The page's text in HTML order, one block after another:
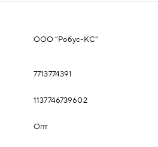
ООО "Робус-КС"
7713774391
1137746739602
Опт